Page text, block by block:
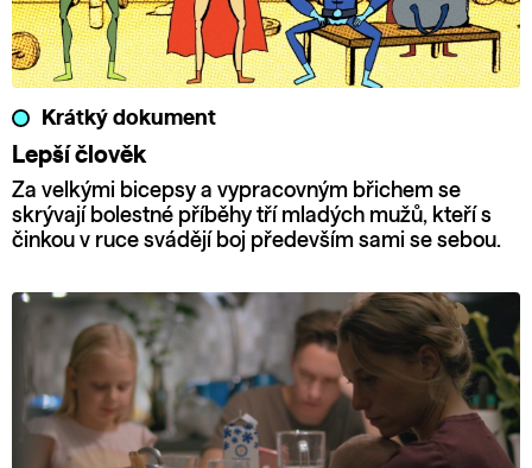
Krátký dokument
Lepší člověk
Za velkými bicepsy a vypracovným břichem se
skrývají bolestné příběhy tří mladých mužů, kteří s
činkou v ruce svádějí boj především sami se sebou.